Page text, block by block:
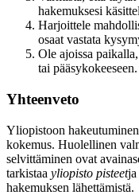
hakemuksesi
Harjoittele
osaat vastata
Ole ajoissa
tai pääsykokeeseen.
Yhteenveto
Yliopistoon
kokemus. Huolellinen
selvittäminen ovat
tarkistaa yliopisto pisteetja
hakemuksen lähettämistä.